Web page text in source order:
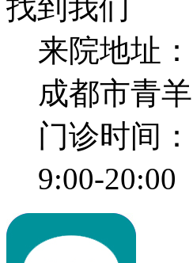
找到我们
来院地址：
成都市青
门诊时间：
9:00-20:00